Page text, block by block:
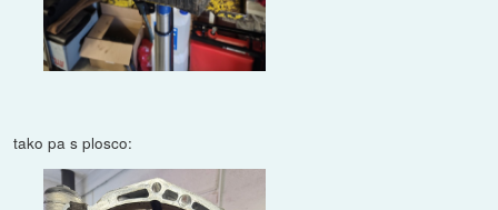
tako pa s plosco: